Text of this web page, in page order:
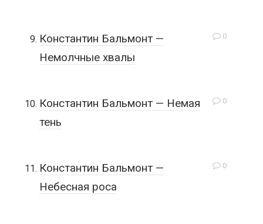
0
Константин Бальмонт —
Немолчные хвалы
0
Константин Бальмонт — Немая
тень
0
Константин Бальмонт —
Небесная роса